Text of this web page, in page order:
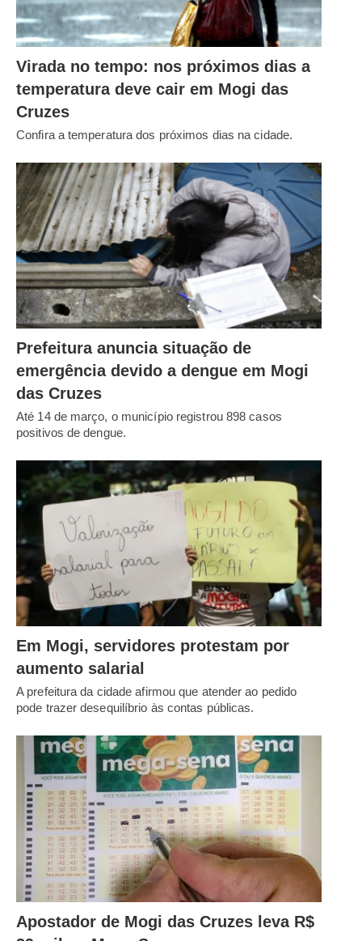
Virada no tempo: nos próximos dias a
temperatura deve cair em Mogi das
Cruzes
Confira a temperatura dos próximos dias na cidade.
Prefeitura anuncia situação de
emergência devido a dengue em Mogi
das Cruzes
Até 14 de março, o município registrou 898 casos
positivos de dengue.
Em Mogi, servidores protestam por
aumento salarial
A prefeitura da cidade afirmou que atender ao pedido
pode trazer desequilíbrio às contas públicas.
Apostador de Mogi das Cruzes leva R$